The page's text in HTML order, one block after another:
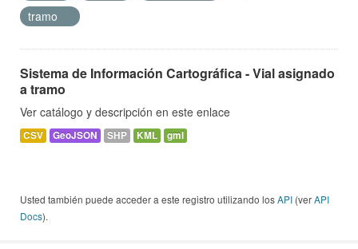
tramo
Sistema de Información Cartográfica - Vial asignado
a tramo
Ver catálogo y descripción en este enlace
CSV GeoJSON SHP KML gml
Usted también puede acceder a este registro utilizando losAPI (verAPI
Docs).